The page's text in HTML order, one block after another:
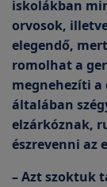
iskolákban
orvosok,
elegendő,
romolhat a
megnehezíti
általában
elzárkóznak,
észrevenni az
– Azt szoktuk